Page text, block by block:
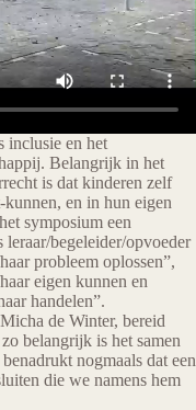
inclusie en het
Belangrijk in het
is dat kinderen zelf
en in hun eigen
symposium een
begeleider/opvoeder
probleem oplossen”,
eigen kunnen en
handelen”.
de Winter, bereid
belangrijk is het samen
nogmaals dat een
die we namens hem